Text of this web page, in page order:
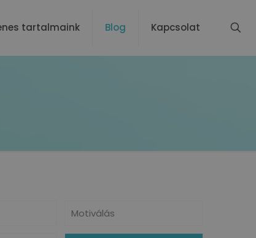
tartalmaink Blog Kapcsolat
Motiválás